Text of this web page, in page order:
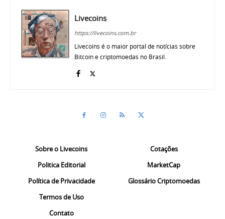
Livecoins
https://livecoins.com.br
Livecoins é o maior portal de notícias sobre
Bitcoin e criptomoedas no Brasil.
Sobre o Livecoins
Politica Editorial
Política de Privacidade
Termos de Uso
Contato
Cotações
MarketCap
Glossário Criptomoedas